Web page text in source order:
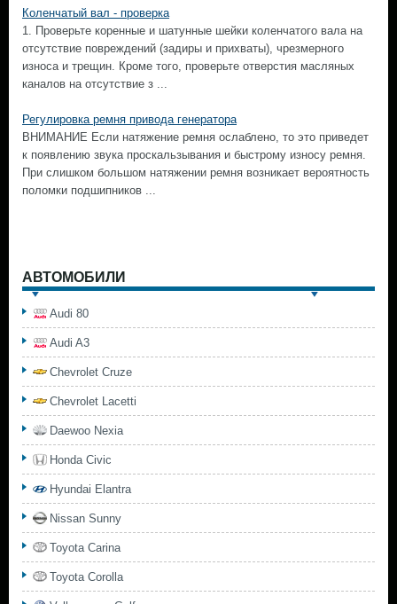
Коленчатый вал - проверка
1. Проверьте коренные и шатунные шейки коленчатого вала на
отсутствие повреждений (задиры и прихваты), чрезмерного
износа и трещин. Кроме того, проверьте отверстия масляных
каналов на отсутствие з ...
Регулировка ремня привода генератора
ВНИМАНИЕ Если натяжение ремня ослаблено, то это приведет
к появлению звука проскальзывания и быстрому износу ремня.
При слишком большом натяжении ремня возникает вероятность
поломки подшипников ...
АВТОМОБИЛИ
Audi 80
Audi A3
Chevrolet Cruze
Chevrolet Lacetti
Daewoo Nexia
Honda Civic
Hyundai Elantra
Nissan Sunny
Toyota Carina
Toyota Corolla